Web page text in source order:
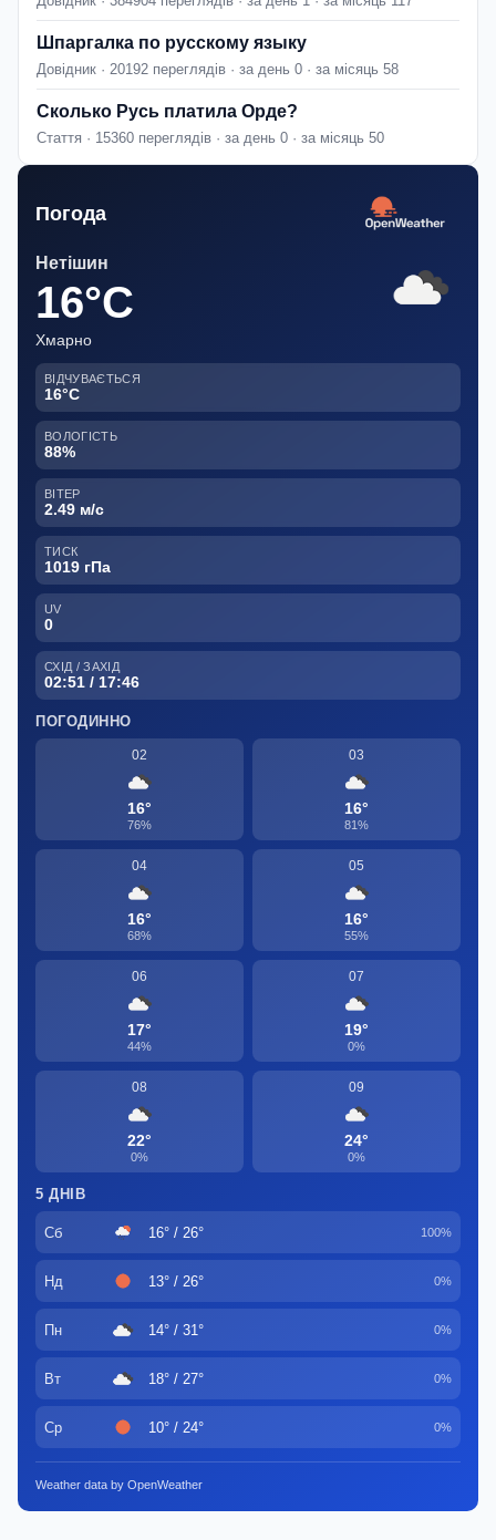
Шпаргалка по русскому языку
Довідник · 20192 переглядів · за день 0 · за місяць 58
Сколько Русь платила Орде?
Стаття · 15360 переглядів · за день 0 · за місяць 50
Погода
Нетішин
16°C
Хмарно
ВІДЧУВАЄТЬСЯ
16°C
ВОЛОГІСТЬ
88%
ВІТЕР
2.49 м/с
ТИСК
1019 гПа
UV
0
СХІД / ЗАХІД
02:51 / 17:46
ПОГОДИННО
02
16°
76%
03
16°
81%
04
16°
68%
05
16°
55%
06
17°
44%
07
19°
0%
08
22°
0%
09
24°
0%
5 ДНІВ
Сб 16° / 26° 100%
Нд 13° / 26° 0%
Пн 14° / 31° 0%
Вт 18° / 27° 0%
Ср 10° / 24° 0%
Weather data by OpenWeather